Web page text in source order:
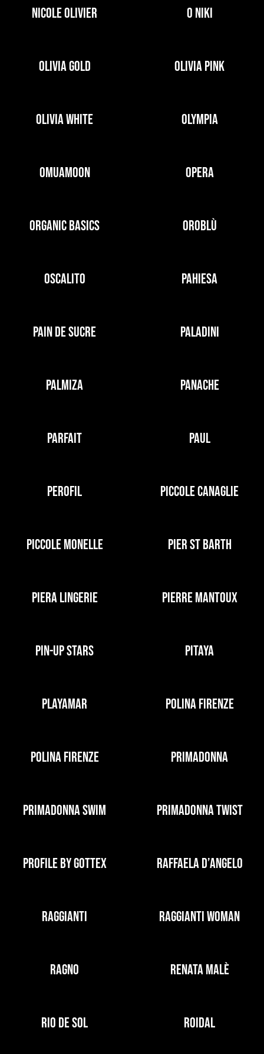
NICOLE OLIVIER O NIKI
OLIVIA GOLD OLIVIA PINK
OLIVIA WHITE OLYMPIA
OMUAMOON OPERA
ORGANIC BASICS OROBLÙ
OSCALITO PAHIESA
PAIN DE SUCRE PALADINI
PALMIZA PANACHE
PARFAIT PAUL
PEROFIL PICCOLE CANAGLIE
PICCOLE MONELLE PIER ST BARTH
PIERA LINGERIE PIERRE MANTOUX
PIN-UP STARS PITAYA
PLAYAMAR POLINA FIRENZE
POLINA FIRENZE PRIMADONNA
PRIMADONNA SWIM PRIMADONNA TWIST
PROFILE BY GOTTEX RAFFAELA D’ANGELO
RAGGIANTI RAGGIANTI WOMAN
RAGNO RENATA MALÈ
RIO DE SOL ROIDAL